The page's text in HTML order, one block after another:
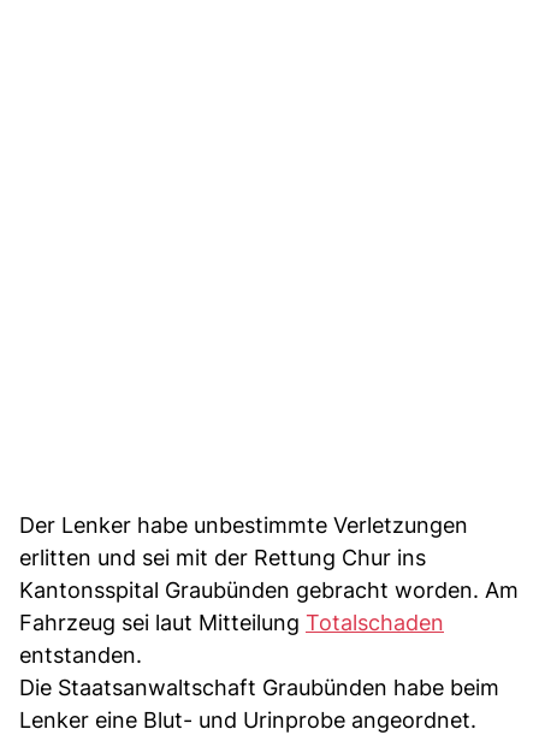
Der Lenker habe unbestimmte Verletzungen
erlitten und sei mit der Rettung Chur ins
Kantonsspital Graubünden gebracht worden. Am
Fahrzeug sei laut Mitteilung Totalschaden
entstanden.
Die Staatsanwaltschaft Graubünden habe beim
Lenker eine Blut- und Urinprobe angeordnet.